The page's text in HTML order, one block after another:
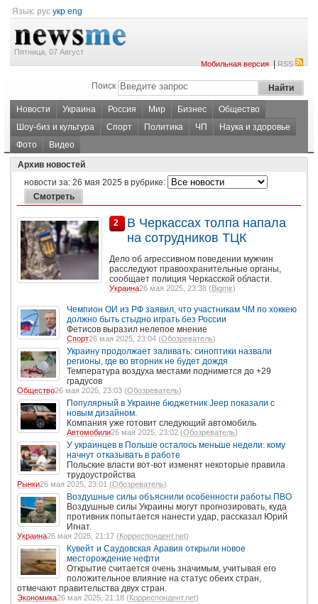
Язык: рус укр eng
Пятница, 07 Август
Мобильная версия|RSS
Поиск
Новости Украина Россия Мир Бизнес
Общество
Шоу-биз и культура
Спорт Политика ЧП
Наука и здоровье
Фото
Видео
Архив новостей
новости за: 26 мая 2025 в рубрике:
2
В Черкассах толпа напала
на сотрудников ТЦК
Дело об агрессивном поведении мужчин
расследуют правоохранительные органы,
сообщает полиция Черкасской области.
Украина26 мая 2025, 23:38 (Bigmir)
Чемпион ОИ из РФ заявил, что участникам ЧМ по хоккею
должно быть стыдно играть без России
Фетисов выразил нелепое мнение
Спорт26 мая 2025, 23:04 (Обозреватель)
Украину продолжает заливать: синоптики назвали
регионы, где во вторник не будет дождя
Температура воздуха местами поднимется до +29
градусов
Общество26 мая 2025, 23:03 (Обозреватель)
Популярный в Украине бюджетник Jeep показали с
новым дизайном.
Компания уже готовит следующий автомобиль
Автомобили26 мая 2025, 23:02 (Обозреватель)
У украинцев в Польше осталось меньше недели: кому
начнут отказывать в работе
Польские власти вот-вот изменят некоторые правила
трудоустройства
Рынки26 мая 2025, 23:01 (Обозреватель)
Воздушные силы объяснили особенности работы ПВО
Воздушные силы Украины могут прогнозировать, куда
противник попытается нанести удар, рассказал Юрий
Игнат.
Украина26 мая 2025, 21:17 (Корреспондент.net)
Кувейт и Саудовская Аравия открыли новое
месторождение нефти
Открытие считается очень значимым, учитывая его
положительное влияние на статус обеих стран,
отмечают правительства двух стран.
Экономика26 мая 2025, 21:18 (Корреспондент.net)